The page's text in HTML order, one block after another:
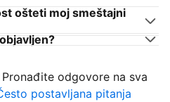
ošteti moj smeštajni
odgovore na sva
postavljana pitanja